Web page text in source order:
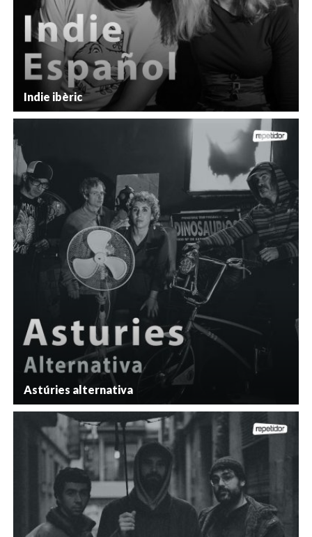
Indie ibèric
Astúries alternativa